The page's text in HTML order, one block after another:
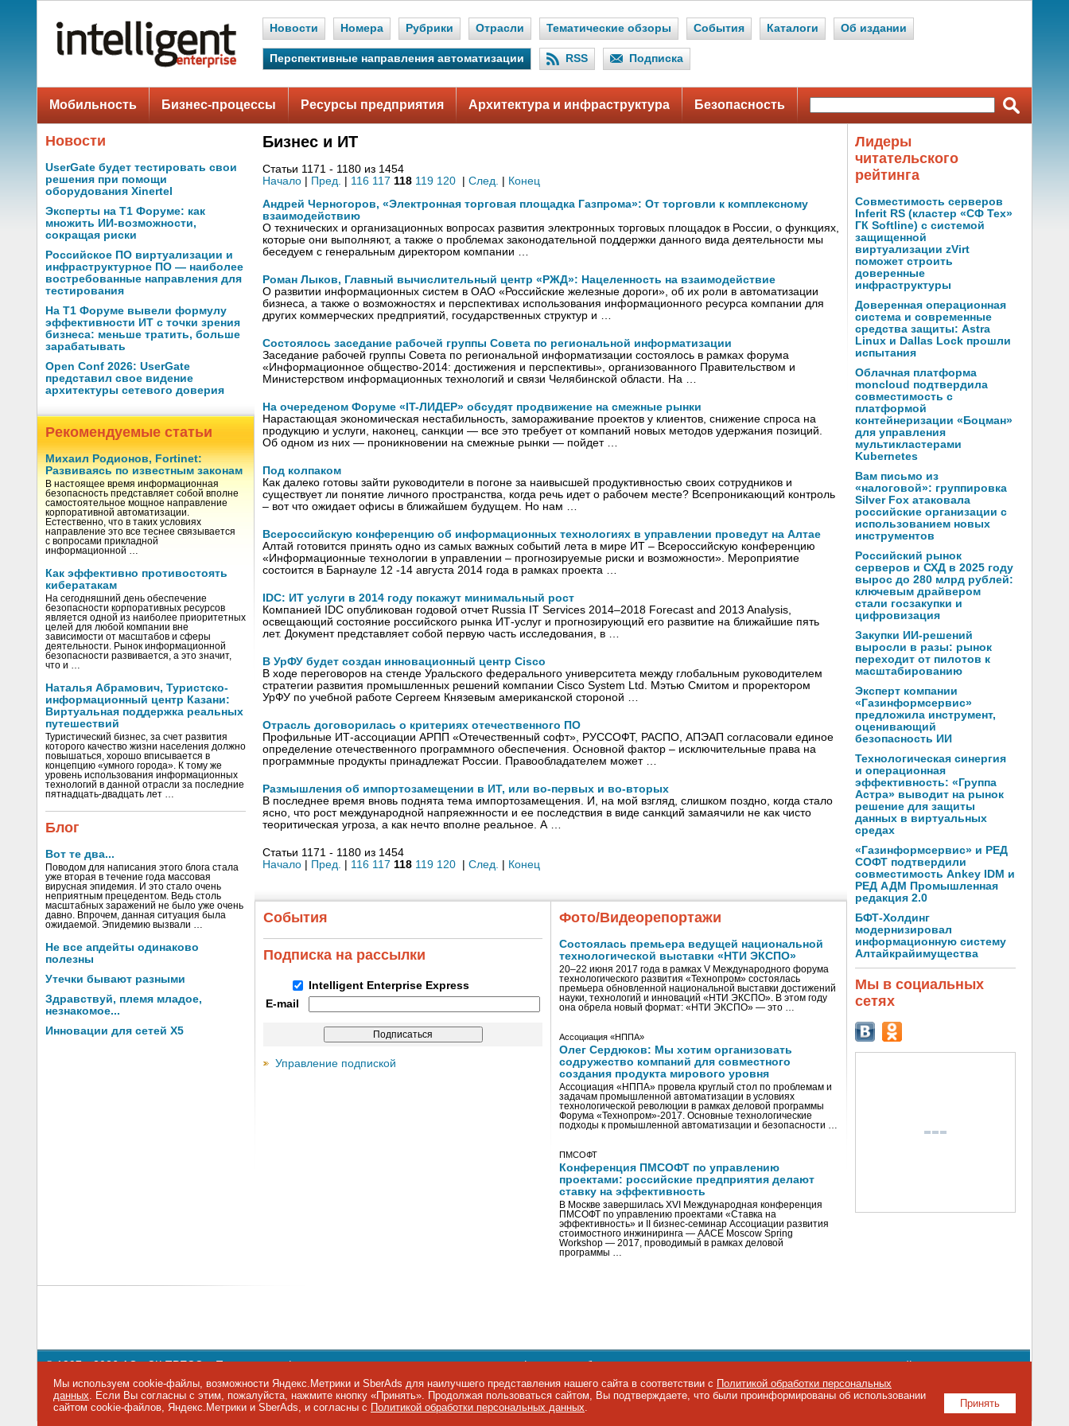
Новости Номера Рубрики Отрасли Тематические обзоры События Каталоги Об издании
Перспективные направления автоматизации RSS Подписка
Мобильность Бизнес-процессы Ресурсы предприятия Архитектура и инфраструктура Безопасность
Новости
UserGate будет тестировать свои
решения при помощи
оборудования Xinertel
Эксперты на Т1 Форуме: как
множить ИИ-возможности,
сокращая риски
Российское ПО виртуализации и
инфраструктурное ПО — наиболее
востребованные направления для
тестирования
На Т1 Форуме вывели формулу
эффективности ИТ с точки зрения
бизнеса: меньше тратить, больше
зарабатывать
Open Conf 2026: UserGate
представил свое видение
архитектуры сетевого доверия
Рекомендуемые статьи
Михаил Родионов, Fortinet:
Развиваясь по известным законам
В настоящее время информационная
безопасность представляет собой вполне
самостоятельное мощное направление
корпоративной автоматизации.
Естественно, что в таких условиях
направление это все теснее связывается
с вопросами прикладной
информационной …
Как эффективно противостоять
кибератакам
На сегодняшний день обеспечение
безопасности корпоративных ресурсов
является одной из наиболее приоритетных
целей для любой компании вне
зависимости от масштабов и сферы
деятельности. Рынок информационной
безопасности развивается, а это значит,
что и …
Наталья Абрамович, Туристско-
информационный центр Казани:
Виртуальная поддержка реальных
путешествий
Туристический бизнес, за счет развития
которого качество жизни населения должно
повышаться, хорошо вписывается в
концепцию «умного города». К тому же
уровень использования информационных
технологий в данной отрасли за последние
пятнадцать-двадцать лет …
Блог
Вот те два...
Поводом для написания этого блога стала
уже вторая в течение года массовая
вирусная эпидемия. И это стало очень
неприятным прецедентом. Ведь столь
масштабных заражений не было уже очень
давно. Впрочем, данная ситуация была
ожидаемой. Эпидемию вызвали …
Не все апдейты одинаково
полезны
Утечки бывают разными
Здравствуй, племя младое,
незнакомое...
Инновации для сетей X5
Бизнес и ИТ
Статьи 1171 - 1180 из 1454
Начало
Пред. 116 117 118 119 120 След.
Конец
Андрей Черногоров, «Электронная торговая площадка Газпрома»: От торговли к комплексному
взаимодействию
О технических и организационных вопросах развития электронных торговых площадок в России, о функциях,
которые они выполняют, а также о проблемах законодательной поддержки данного вида деятельности мы
беседуем с генеральным директором компании …
Роман Лыков, Главный вычислительный центр «РЖД»: Нацеленность на взаимодействие
О развитии информационных систем в ОАО «Российские железные дороги», об их роли в автоматизации
бизнеса, а также о возможностях и перспективах использования информационного ресурса компании для
других коммерческих предприятий, государственных структур и …
Состоялось заседание рабочей группы Совета по региональной информатизации
Заседание рабочей группы Совета по региональной информатизации состоялось в рамках форума
«Информационное общество-2014: достижения и перспективы», организованного Правительством и
Министерством информационных технологий и связи Челябинской области. На …
На очереденом Форуме «IT-ЛИДЕР» обсудят продвижение на смежные рынки
Нарастающая экономическая нестабильность, замораживание проектов у клиентов, снижение спроса на
продукцию и услуги, наконец, санкции — все это требует от компаний новых методов удержания позиций.
Об одном из них — проникновении на смежные рынки — пойдет …
Под колпаком
Как далеко готовы зайти руководители в погоне за наивысшей продуктивностью своих сотрудников и
существует ли понятие личного пространства, когда речь идет о рабочем месте? Всепроникающий контроль
– вот что ожидает офисы в ближайшем будущем. Но нам …
Всероссийскую конференцию об информационных технологиях в управлении проведут на Алтае
Алтай готовится принять одно из самых важных событий лета в мире ИТ – Всероссийскую конференцию
«Информационные технологии в управлении – прогнозируемые риски и возможности». Мероприятие
состоится в Барнауле 12 -14 августа 2014 года в рамках проекта …
IDC: ИТ услуги в 2014 году покажут минимальный рост
Компанией IDC опубликован годовой отчет Russia IT Services 2014–2018 Forecast and 2013 Analysis,
освещающий состояние российского рынка ИТ-услуг и прогнозирующий его развитие на ближайшие пять
лет. Документ представляет собой первую часть исследования, в …
В УрФУ будет создан инновационный центр Cisco
В ходе переговоров на стенде Уральского федерального университета между глобальным руководителем
стратегии развития промышленных решений компании Cisco System Ltd. Мэтью Смитом и проректором
УрФУ по учебной работе Сергеем Князевым американской стороной …
Отрасль договорилась о критериях отечественного ПО
Профильные ИТ-ассоциации АРПП «Отечественный софт», РУССОФТ, РАСПО, АПЭАП согласовали единое
определение отечественного программного обеспечения. Основной фактор – исключительные права на
программные продукты принадлежат России. Правообладателем может …
Размышления об импортозамещении в ИТ, или во-первых и во-вторых
В последнее время вновь поднята тема импортозамещения. И, на мой взгляд, слишком поздно, когда стало
ясно, что рост международной напряежнности и ее последствия в виде санкций замаячили не как чисто
теоритическая угроза, а как нечто вполне реальное. А …
Статьи 1171 - 1180 из 1454
Начало | Пред. | 116 117 118 119 120 | След. | Конец
События
Подписка на рассылки
Intelligent Enterprise Express
E-mail
Управление подпиской
Фото/Видеорепортажи
Состоялась премьера ведущей национальной
технологической выставки «НТИ ЭКСПО»
20–22 июня 2017 года в рамках V Международного форума
технологического развития «Технопром» состоялась
премьера обновленной национальной выставки достижений
науки, технологий и инноваций «НТИ ЭКСПО». В этом году
она обрела новый формат: «НТИ ЭКСПО» — это …
Ассоциация «НППА»
Олег Сердюков: Мы хотим организовать
содружество компаний для совместного
создания продукта мирового уровня
Ассоциация «НППА» провела круглый стол по проблемам и
задачам промышленной автоматизации в условиях
технологической революции в рамках деловой программы
Форума «Технопром»-2017. Основные технологические
подходы к промышленной автоматизации и безопасности …
ПМСОФТ
Конференция ПМСОФТ по управлению
проектами: российские предприятия делают
ставку на эффективность
В Москве завершилась XVI Международная конференция
ПМСОФТ по управлению проектами «Ставка на
эффективность» и II бизнес-семинар Ассоциации развития
стоимостного инжиниринга — AACE Moscow Spring
Workshop — 2017, проводимый в рамках деловой
программы …
Лидеры
читательского
рейтинга
Совместимость серверов
Inferit RS (кластер «СФ Тех»
ГК Softline) с системой
защищенной
виртуализации zVirt
поможет строить
доверенные
инфраструктуры
Доверенная операционная
система и современные
средства защиты: Astra
Linux и Dallas Lock прошли
испытания
Облачная платформа
moncloud подтвердила
совместимость с
платформой
контейнеризации «Боцман»
для управления
мультикластерами
Kubernetes
Вам письмо из
«налоговой»: группировка
Silver Fox атаковала
российские организации с
использованием новых
инструментов
Российский рынок
серверов и СХД в 2025 году
вырос до 280 млрд рублей:
ключевым драйвером
стали госзакупки и
цифровизация
Закупки ИИ-решений
выросли в разы: рынок
переходит от пилотов к
масштабированию
Эксперт компании
«Газинформсервис»
предложила инструмент,
оценивающий
безопасность ИИ
Технологическая синергия
и операционная
эффективность: «Группа
Астра» выводит на рынок
решение для защиты
данных в виртуальных
средах
«Газинформсервис» и РЕД
СОФТ подтвердили
совместимость Ankey IDM и
РЕД АДМ Промышленная
редакция 2.0
БФТ-Холдинг
модернизировал
информационную систему
Алтайкрайимущества
Мы в социальных
сетях
© 1997—2026 АО «СК ПРЕСС».Политика конфиденциальности персональных данных,информация об авторских правах и порядке использования материалов сайта
109147 г. Москва, ул. Марксистская, 34, строение 10. Телефон: +7 495 974-22-60. Факс: +7 495 974-22-63. E-mail:
siteeditor@iemag.ru
ITRN|IT Channel News |itWeek|Byte/Россия|Бестселлеры IT-рынка Принять
Мы используем cookie-файлы, возможности Яндекс.Метрики и SberAds для наилучшего представления нашего сайта в соответствии с Политикой обработки персональных
данных. Если Вы согласны с этим, пожалуйста, нажмите кнопку «Принять». Продолжая пользоваться сайтом, Вы подтверждаете, что были проинформированы об использовании
сайтом cookie-файлов, Яндекс.Метрики и SberAds, и согласны с Политикой обработки персональных данных.